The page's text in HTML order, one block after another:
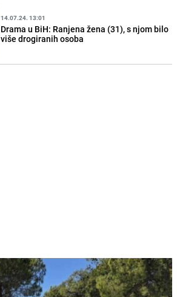
14.07.24. 13:01
Drama u BiH: Ranjena žena (31), s njom bilo
više drogiranih osoba